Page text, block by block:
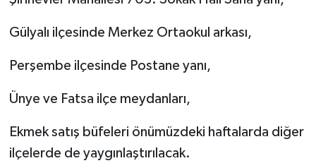
Gülyalı ilçesinde Merkez Ortaokul arkası,
Perşembe ilçesinde Postane yanı,
Ünye ve Fatsa ilçe meydanları,
Ekmek satış büfeleri önümüzdeki haftalarda diğer
ilçelerde de yaygınlaştırılacak.